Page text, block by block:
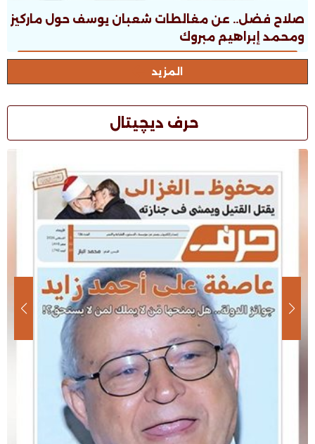
صلاح فضل.. عن مغالطات شعبان يوسف حول ماركيز
ومحمد إبراهيم مبروك
المزيد
حرف ديچيتال